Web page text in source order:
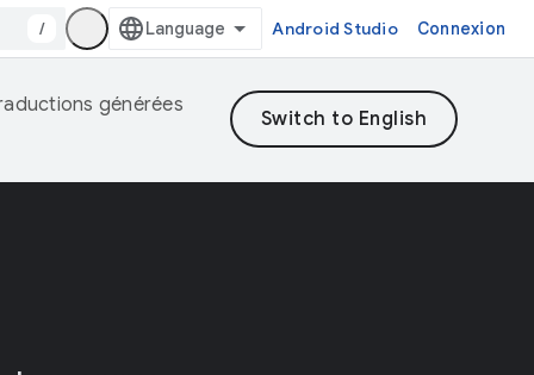
/ Android Studio Connexion
générées